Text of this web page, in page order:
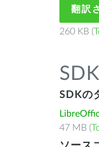
翻訳
260 KB (
SDKの
47 MB (